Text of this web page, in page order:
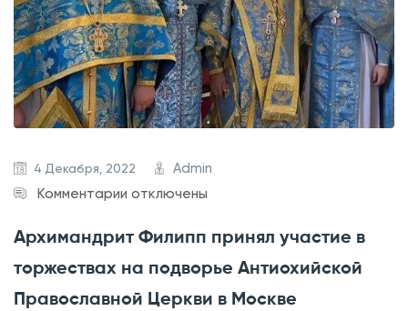
4 Декабря, 2022
Admin
Комментарии к
а
п
и
отключены
Архимандрит Филипп принял участие в
торжествах на подворье Антиохийской
Православной Церкви в Москве